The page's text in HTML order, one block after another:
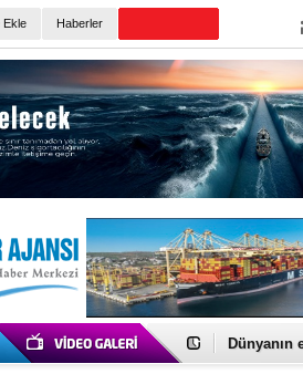
Ekle Haberler
Baltık
Türk